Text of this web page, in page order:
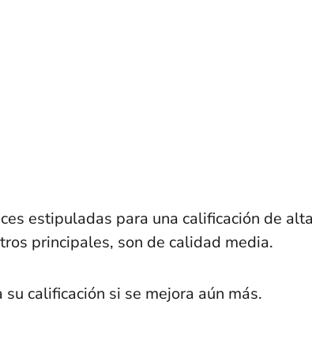
estipuladas para una calificación de
principales, son de calidad media.
calificación si se mejora aún más.